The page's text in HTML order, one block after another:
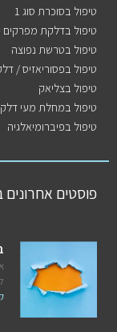
טיפול בסוכרת סוג 1
טיפול בדלקת מפרקים
טיפול בטרשת נפוצה
טיפול בפסוריאזיס /
טיפול בצליאק
טיפול במחלת מעי
טיפול בפיברומיאלגיה
פוסטים אחרונים